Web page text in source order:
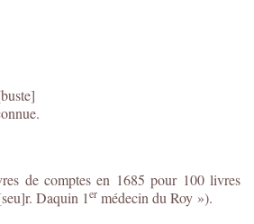
de comptes en 1685 pour 100 livres
Daquin 1er médecin du Roy »).